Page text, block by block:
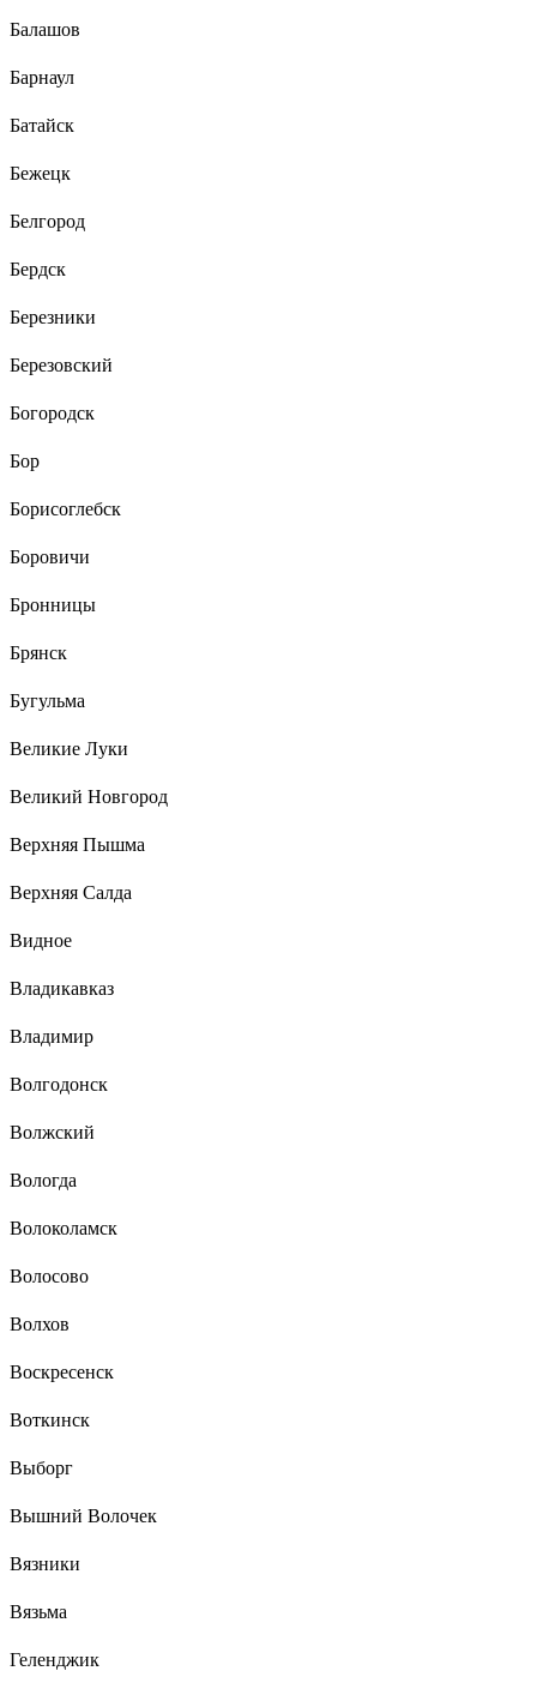
Балашов
Барнаул
Батайск
Бежецк
Белгород
Бердск
Березники
Березовский
Богородск
Бор
Борисоглебск
Боровичи
Бронницы
Брянск
Бугульма
Великие Луки
Великий Новгород
Верхняя Пышма
Верхняя Салда
Видное
Владикавказ
Владимир
Волгодонск
Волжский
Вологда
Волоколамск
Волосово
Волхов
Воскресенск
Воткинск
Выборг
Вышний Волочек
Вязники
Вязьма
Геленджик